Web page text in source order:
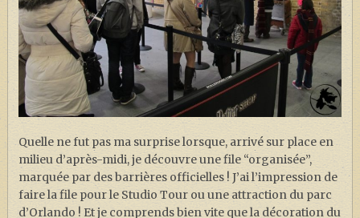
Quelle ne fut pas ma surprise lorsque, arrivé sur place en
milieu d’après-midi, je découvre une file “organisée”,
marquée par des barrières officielles ! J’ai l’impression de
faire la file pour le Studio Tour ou une attraction du parc
d’Orlando ! Et je comprends bien vite que la décoration du